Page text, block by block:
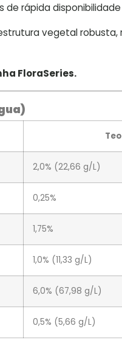
de rápida
vegetal robusta,
FloraSeries.
2,0% (22,66 g/L)
0,25%
1,75%
1,0% (11,33 g/L)
6,0% (67,98 g/L)
0,5% (5,66 g/L)